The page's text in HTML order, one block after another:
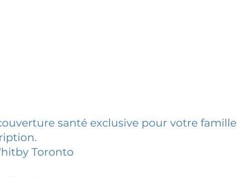
santé exclusive pour votre famille
Toronto